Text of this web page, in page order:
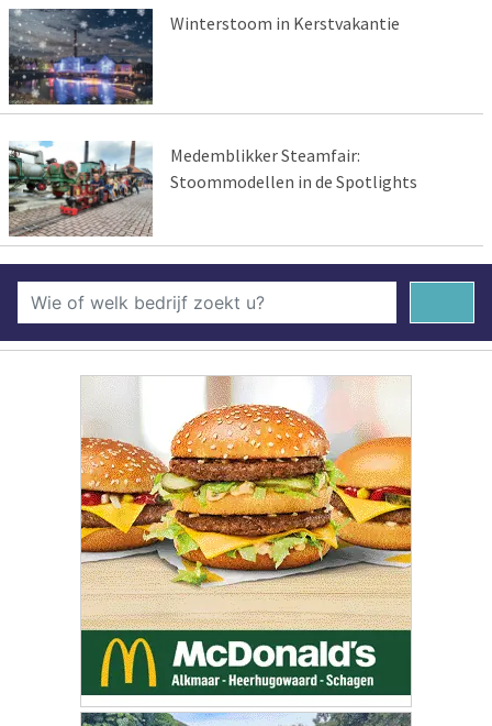
Winterstoom in Kerstvakantie
Medemblikker Steamfair:
Stoommodellen in de Spotlights